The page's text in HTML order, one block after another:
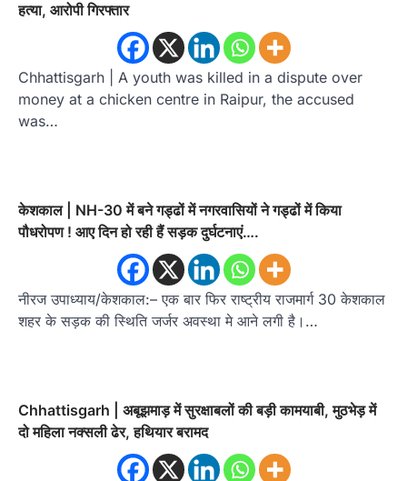
हत्या, आरोपी गिरफ्तार
Chhattisgarh | A youth was killed in a dispute over
money at a chicken centre in Raipur, the accused
was…
केशकाल | NH-30 में बने गड्ढों में नगरवासियों ने गड्ढों में किया
पौधरोपण ! आए दिन हो रही हैं सड़क दुर्घटनाएं….
नीरज उपाध्याय/केशकाल:– एक बार फिर राष्ट्रीय राजमार्ग 30 केशकाल
शहर के सड़क की स्थिति जर्जर अवस्था मे आने लगी है।…
Chhattisgarh | अबूझमाड़ में सुरक्षाबलों की बड़ी कामयाबी, मुठभेड़ में
दो महिला नक्सली ढेर, हथियार बरामद